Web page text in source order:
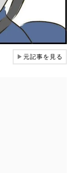
▶元記事を見る